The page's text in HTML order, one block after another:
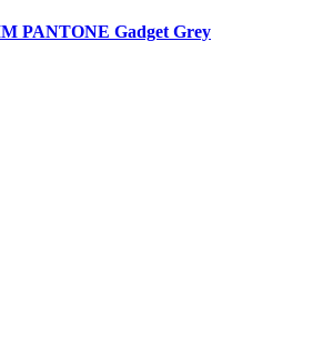
PANTONE Gadget Grey